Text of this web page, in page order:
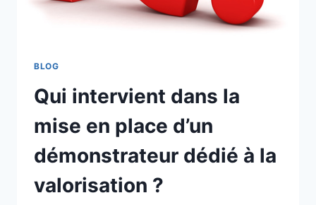
BLOG
Qui intervient dans la
mise en place d’un
démonstrateur dédié à la
valorisation ?